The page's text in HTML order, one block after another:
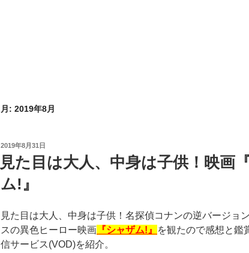
月: 2019年8月
投
稿
日:
2019年8月31日
見た目は大人、中身は子供！映画
ム!』
見た目は大人、中身は子供！名探偵コナンの逆バージョ
スの異色ヒーロー映画 『シャザム!』
を観たので感想と鑑
信サービス(VOD)を紹介。